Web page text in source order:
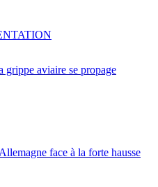
grippe aviaire se propage
face à la forte hausse